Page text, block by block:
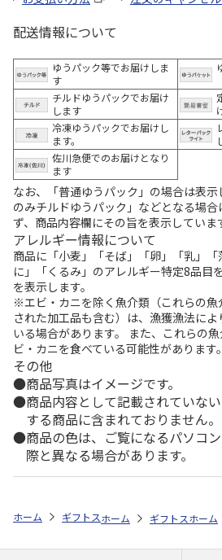
配送情報について
ゆうパック等でお届けしま
す
チルドゆうパックでお届け
します
冷凍ゆうパックでお届けし
ます。
佐川急便でのお届けとなり
ます
なお、「普通ゆうパック」の場合は表
のみチルドゆうパック」などとなる場
ず、商品内容欄にその旨を表示していま
アレルギー情報について
商品に「小麦」「そば」「卵」「乳」
に」「くるみ」のアレルギー特定8品目
を表示します。
※エビ・カニを除く魚介類（これらの
された加工品も含む）は、漁獲漁法に
いる場合があります。 また、これらの
ビ・カニを食べている可能性があります。
その他
商品写真はイメージです。
商品内容として記載されていな
する商品に含まれておりません。
商品の色は、ご覧になるパソコ
際と異なる場合があります。
ホーム ギフトストア お中元・夏ギフト
ホーム ギフトストア
ホーム